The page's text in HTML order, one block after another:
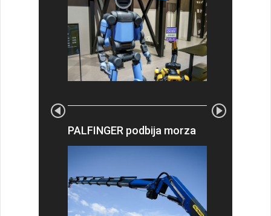
PALFINGER podbija morza